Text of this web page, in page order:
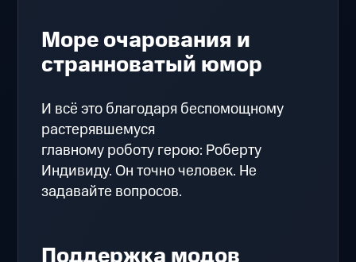
Море очарования и
странноватый юмор
И всё это благодаря беспомощному
растерявшемуся
главному роботу герою: Роберту
Индивиду. Он точно человек. Не
задавайте вопросов.